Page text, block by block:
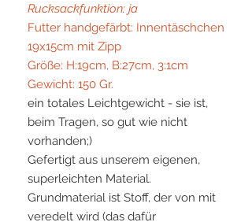
Rucksackfunktion: ja
Futter handgefärbt: Innentäschchen
19x15cm mit Zipp
Größe: H:19cm, B:27cm, 3:1cm
Gewicht: 150 Gr.
ein totales Leichtgewicht - sie ist,
beim Tragen, so gut wie nicht
vorhanden;)
Gefertigt aus unserem eigenen,
superleichten Material.
Grundmaterial ist Stoff, der von mit
veredelt wird (das dafür